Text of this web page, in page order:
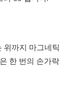
위까지 마그네틱
한 번의 손가락